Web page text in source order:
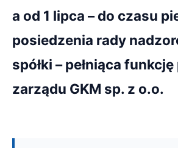
a od 1 lipca – do czasu
posiedzenia rady
spółki – pełniąca
zarządu GKM sp. z o.o.